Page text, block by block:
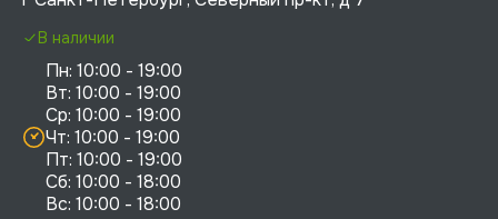
Пн: 10:00 - 19:00
Вт: 10:00 - 19:00
Ср: 10:00 - 19:00
Чт: 10:00 - 19:00
Пт: 10:00 - 19:00
Сб: 10:00 - 18:00
В наличии